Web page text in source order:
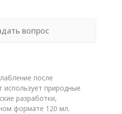
вопрос
после
природные
разработки,
формате 120 мл.